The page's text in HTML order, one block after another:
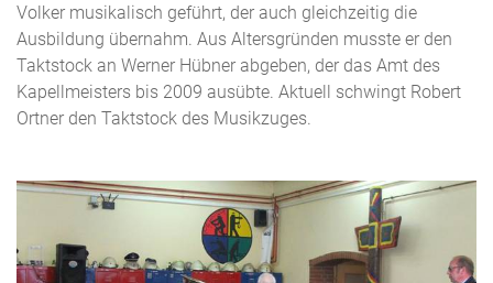
Volker musikalisch geführt, der auch gleichzeitig die
Ausbildung übernahm. Aus Altersgründen musste er den
Taktstock an Werner Hübner abgeben, der das Amt des
Kapellmeisters bis 2009 ausübte. Aktuell schwingt Robert
Ortner den Taktstock des Musikzuges.